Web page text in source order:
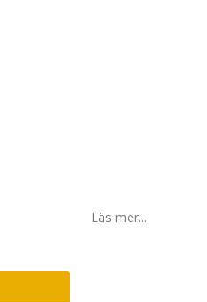
Läs mer...